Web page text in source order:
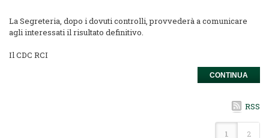
La Segreteria, dopo i dovuti controlli, provvederà a comunicare
agli interessati il risultato definitivo.
Il CDC RCI
CONTINUA
RSS
1 2